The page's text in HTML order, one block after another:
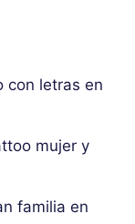
con letras en
mujer y
familia en